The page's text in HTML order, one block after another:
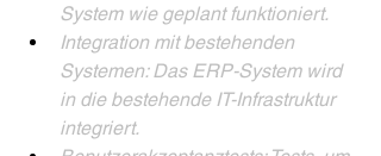
System wie geplant funktioniert.
Integration mit bestehenden
Systemen: Das ERP-System wird
in die bestehende IT-Infrastruktur
integriert.